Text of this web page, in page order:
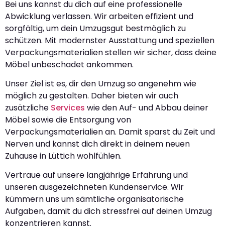
Bei uns kannst du dich auf eine professionelle
Abwicklung verlassen. Wir arbeiten effizient und
sorgfältig, um dein Umzugsgut bestmöglich zu
schützen. Mit modernster Ausstattung und speziellen
Verpackungsmaterialien stellen wir sicher, dass deine
Möbel unbeschadet ankommen.
Unser Ziel ist es, dir den Umzug so angenehm wie
möglich zu gestalten. Daher bieten wir auch
zusätzliche Services wie den Auf- und Abbau deiner
Möbel sowie die Entsorgung von
Verpackungsmaterialien an. Damit sparst du Zeit und
Nerven und kannst dich direkt in deinem neuen
Zuhause in Lüttich wohlfühlen.
Vertraue auf unsere langjährige Erfahrung und
unseren ausgezeichneten Kundenservice. Wir
kümmern uns um sämtliche organisatorische
Aufgaben, damit du dich stressfrei auf deinen Umzug
konzentrieren kannst.